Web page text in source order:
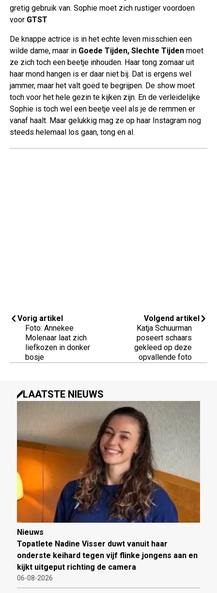
gretig gebruik van. Sophie moet zich rustiger voordoen
voor GTST
De knappe actrice is in het echte leven misschien een
wilde dame, maar in Goede Tijden, Slechte Tijden moet
ze zich toch een beetje inhouden. Haar tong zomaar uit
haar mond hangen is er daar niet bij. Dat is ergens wel
jammer, maar het valt goed te begrijpen. De show moet
toch voor het hele gezin te kijken zijn. En de verleidelijke
Sophie is toch wel een beetje veel als je de remmen er
vanaf haalt. Maar gelukkig mag ze op haar Instagram nog
steeds helemaal los gaan, tong en al.
Vorig artikel
Foto: Annekee
Molenaar laat zich
liefkozen in donker
bosje
Volgend artikel
Katja Schuurman
poseert schaars
gekleed op deze
opvallende foto
LAATSTE NIEUWS
Nieuws
Topatlete Nadine Visser duwt vanuit haar
onderste keihard tegen vijf flinke jongens aan en
kijkt uitgeput richting de camera
06-08-2026